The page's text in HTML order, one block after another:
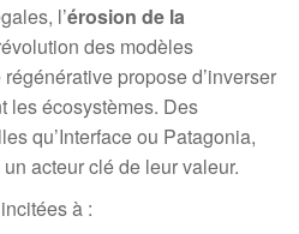
l’érosion de la
des modèles
propose d’inverser
les écosystèmes. Des
qu’Interface ou Patagonia,
acteur clé de leur valeur.
à :